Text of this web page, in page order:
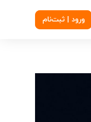
ورود | ثبت‌نام